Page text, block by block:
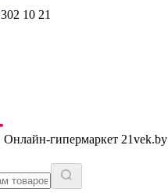
302 10 21
Онлайн-гипермаркет 21vek.by